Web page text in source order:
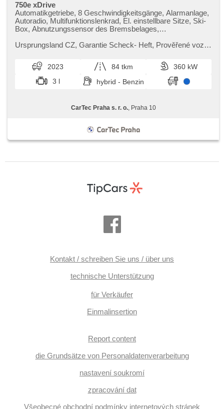
750e xDrive
Automatikgetriebe, 8 Geschwindigkeitsgänge, Alarmanlage,
Autoradio, Multifunktionslenkrad, El. einstellbare Sitze, Ski-
Box, Abnutzungssensor des Bremsbelages,
zařízení
Ursprungsland CZ,​ Garantie Scheck​- Heft,​ Prověřené vozy
informací kontaktujte...
2023 84 tkm
360 kW
3 l
hybrid - Benzin
CarTec Praha s. r. o., Praha 10
Kontakt / schreiben Sie uns / über uns
technische Unterstützung
für Verkäufer
Einmalinsertion
Report content
die Grundsätze von Personaldatenverarbeitung
nastavení soukromí
zpracování dat
Všeobecné obchodní podmínky internetových stránek